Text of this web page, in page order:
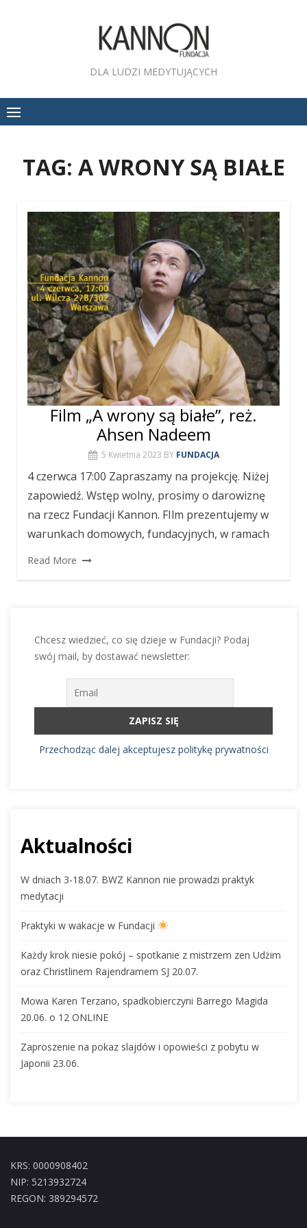
DLA LUDZI MEDYTUJĄCYCH
TAG: A WRONY SĄ BIAŁE
Film „A wrony są białe”, reż.
Ahsen Nadeem
5 Kwietnia 2023 BY FUNDACJA
4 czerwca 17:00 Zapraszamy na projekcję. Niżej
zapowiedź. Wstęp wolny, prosimy o darowiznę
na rzecz Fundacji Kannon. FIlm prezentujemy w
warunkach domowych, fundacyjnych, w ramach
Read More
Chcesz wiedzieć, co się dzieje w Fundacji? Podaj
swój mail, by dostawać newsletter:
Przechodząc dalej akceptujesz politykę prywatności
Aktualności
W dniach 3-18.07. BWZ Kannon nie prowadzi praktyk
medytacji
Praktyki w wakacje w Fundacji
Każdy krok niesie pokój – spotkanie z mistrzem zen Udżim
oraz Christlinem Rajendramem SJ 20.07.
Mowa Karen Terzano, spadkobierczyni Barrego Magida
20.06. o 12 ONLINE
Zaproszenie na pokaz slajdów i opowieści z pobytu w
Japonii 23.06.
KRS: 0000908402
NIP: 5213932724
REGON: 389294572